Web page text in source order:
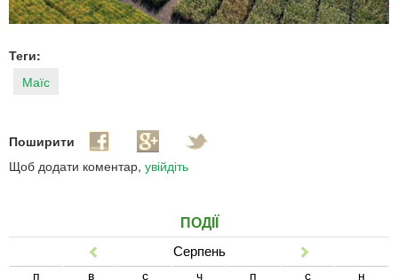
Теги:
Маїс
Поширити
Щоб додати коментар, увійдіть
ПОДІЇ
Серпень
п в с ч п с н